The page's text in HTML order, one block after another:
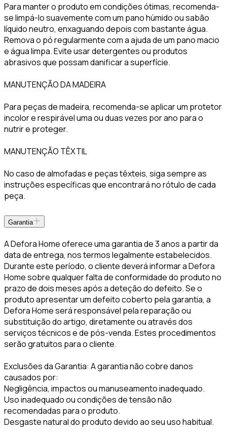
Para manter o produto em condições ótimas, recomenda-
se limpá-lo suavemente com um pano húmido ou sabão
líquido neutro, enxaguando depois com bastante água.
Remova o pó regularmente com a ajuda de um pano macio
e água limpa. Evite usar detergentes ou produtos
abrasivos que possam danificar a superfície.
MANUTENÇÃO DA MADEIRA
Para peças de madeira, recomenda-se aplicar um protetor
incolor e respirável uma ou duas vezes por ano para o
nutrir e proteger.
MANUTENÇÃO TÊXTIL
No caso de almofadas e peças têxteis, siga sempre as
instruções específicas que encontrará no rótulo de cada
peça.
Garantia
A Defora Home oferece uma garantia de 3 anos a partir da
data de entrega, nos termos legalmente estabelecidos.
Durante este período, o cliente deverá informar a Defora
Home sobre qualquer falta de conformidade do produto no
prazo de dois meses após a deteção do defeito. Se o
produto apresentar um defeito coberto pela garantia, a
Defora Home será responsável pela reparação ou
substituição do artigo, diretamente ou através dos
serviços técnicos e de pós-venda. Estes procedimentos
serão gratuitos para o cliente.
Exclusões da Garantia: A garantia não cobre danos
causados por:
Negligência, impactos ou manuseamento inadequado.
Uso inadequado ou condições de tensão não
recomendadas para o produto.
Desgaste natural do produto devido ao seu uso habitual.